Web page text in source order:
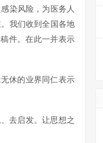
染风险，为医务人
我们收到全国各地
件。在此一并表示
休的业界同仁表示
去启发。让思想之